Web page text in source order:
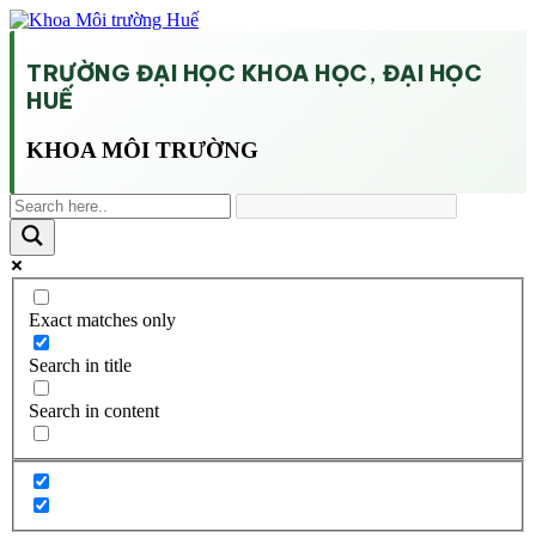
TRƯỜNG ĐẠI HỌC KHOA HỌC, ĐẠI HỌC
HUẾ
KHOA MÔI TRƯỜNG
Exact matches only
Search in title
Search in content